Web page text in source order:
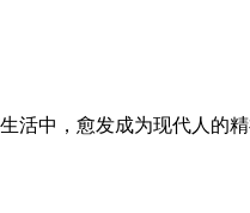
中，愈发成为现代人的精